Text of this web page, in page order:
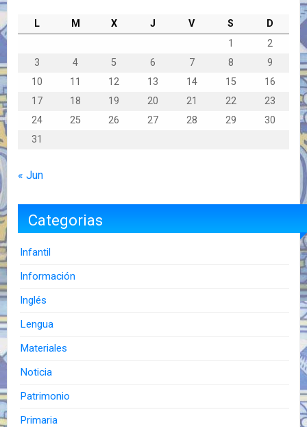
L M X J V S
D
1
2
3
4 5 6 7 8
9
10
11 12 13 14 15
16
17
18 19 20 21 22
23
24
25 26 27 28 29
30
31
« Jun
Categorias
Infantil
Información
Inglés
Lengua
Materiales
Noticia
Patrimonio
Primaria